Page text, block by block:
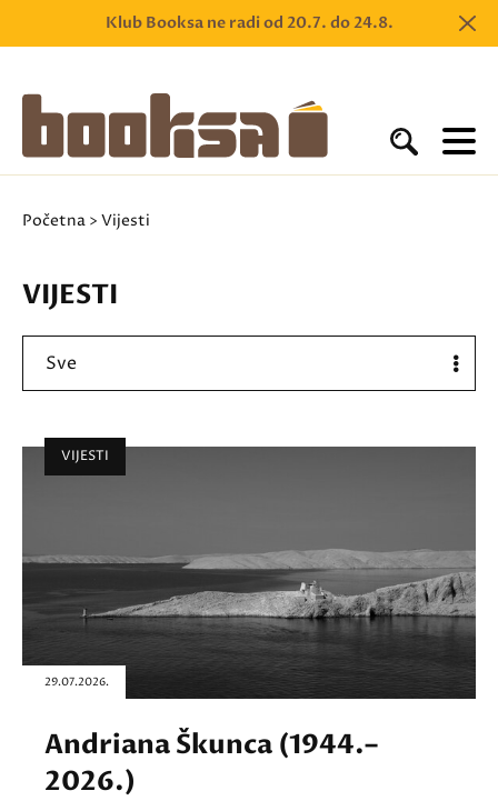
Klub Booksa ne radi od 20.7. do 24.8.
Početna > Vijesti
VIJESTI
Sve
VIJESTI
29.07.2026.
Andriana Škunca (1944.–
2026.)